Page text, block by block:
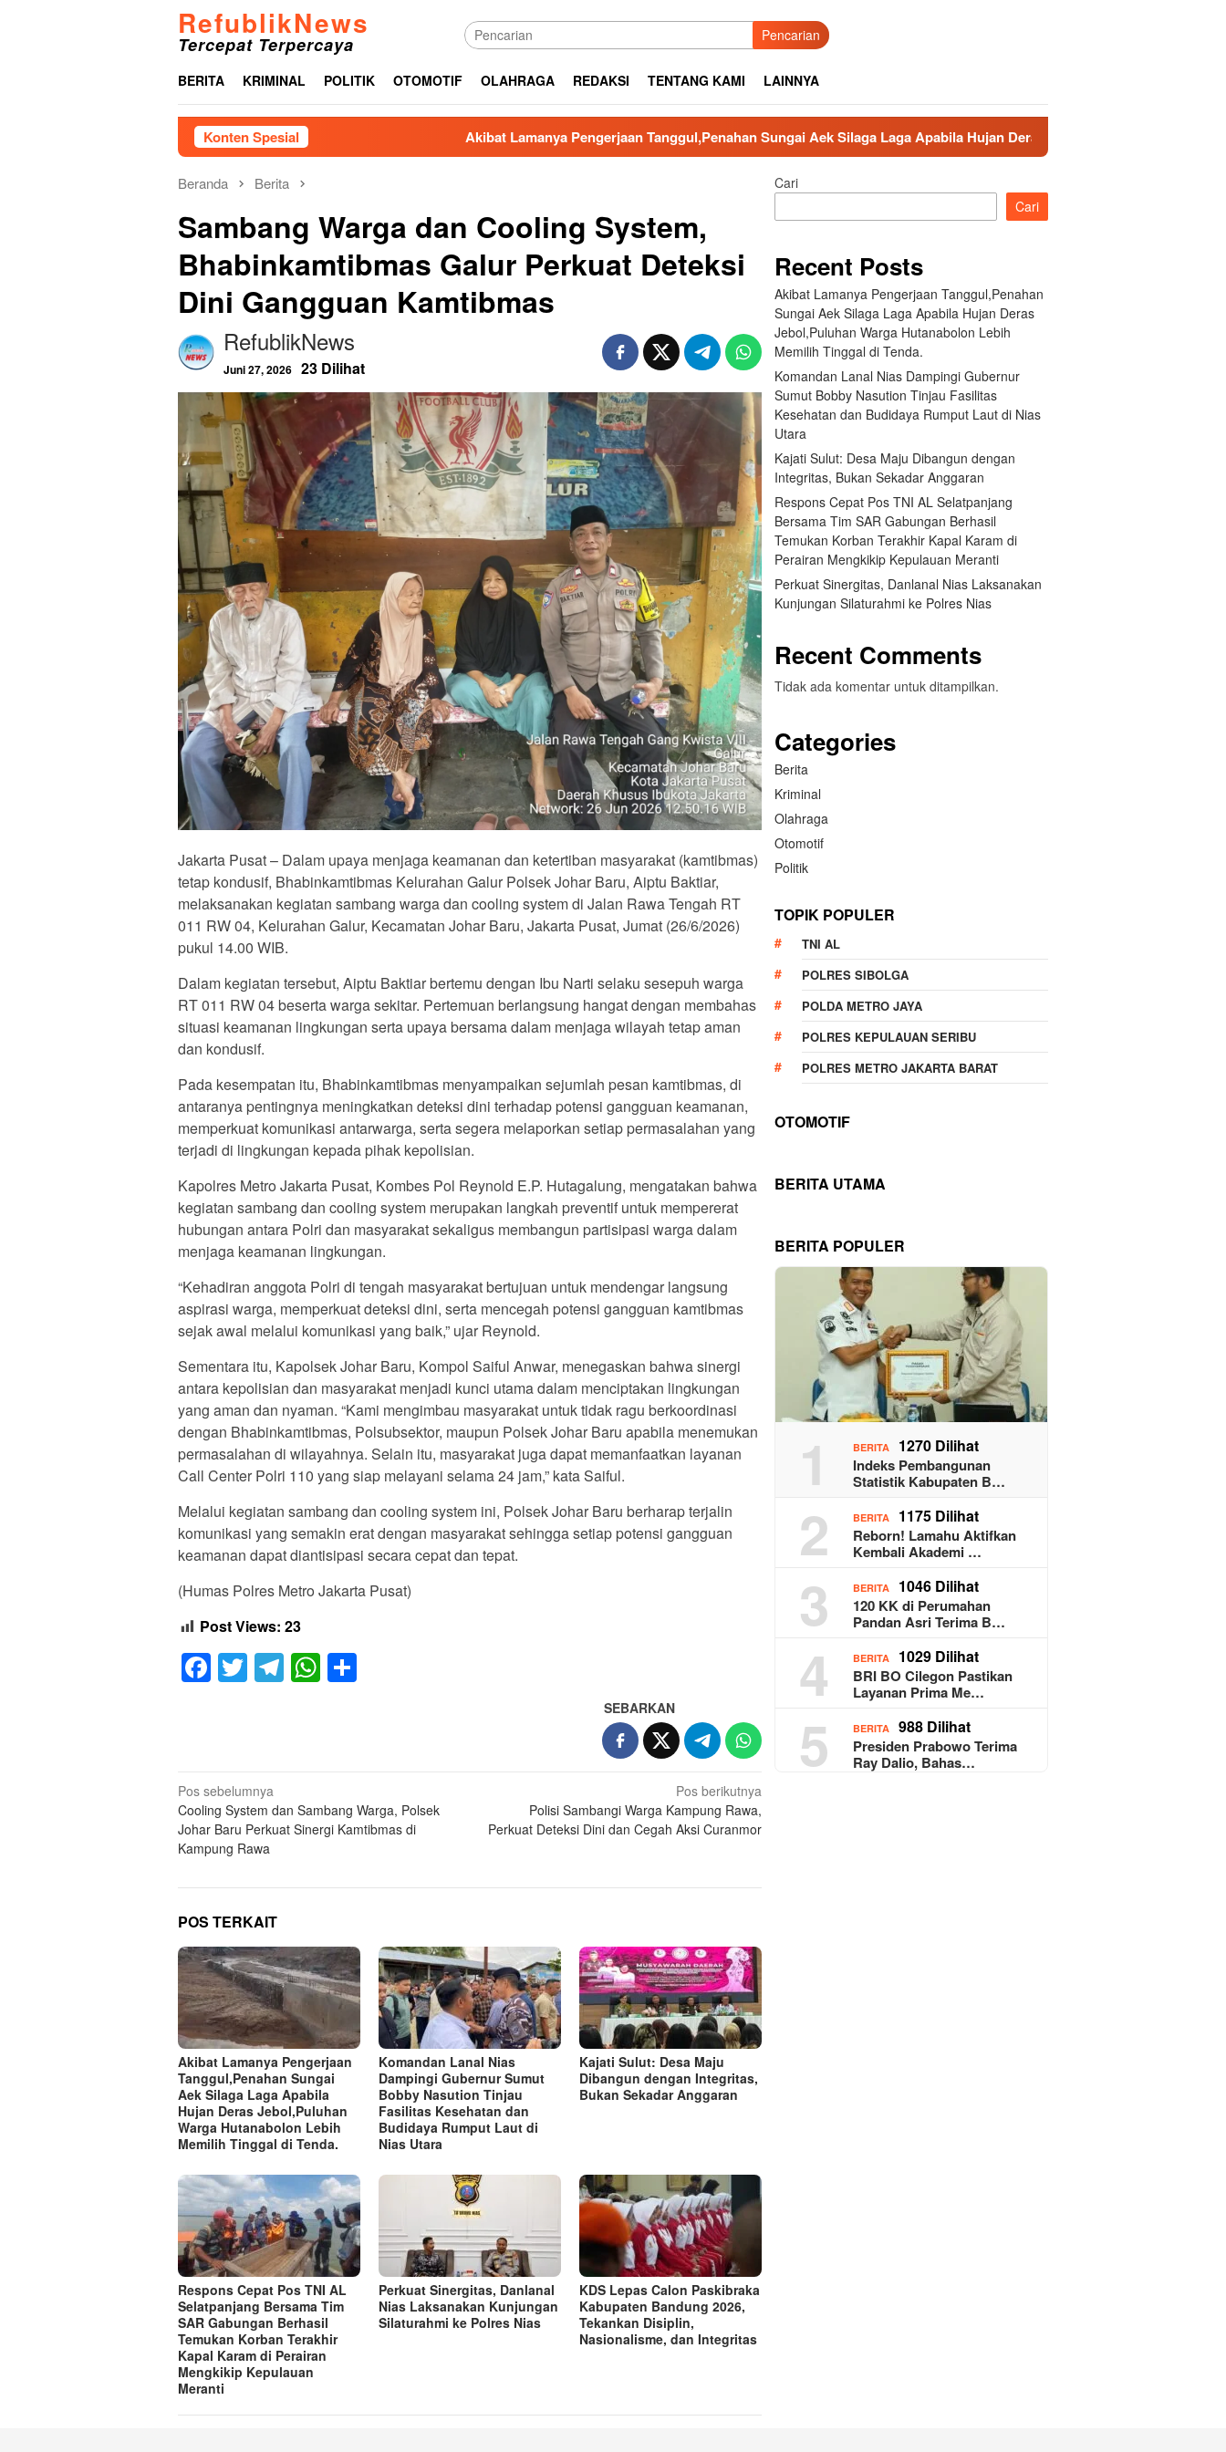
RefublikNews
Tercepat Terpercaya Pencarian
BERITA KRIMINAL POLITIK OTOMOTIF OLAHRAGA REDAKSI TENTANG KAMI LAINNYA
Konten Spesial Akibat Lamanya Pengerjaan Tanggul,Penahan Sungai Aek Silaga Laga Apabila Hujan Deras Jebol,Puluhan Warga Hutanabolon Lebih
Beranda Berita
Sambang Warga dan Cooling System,
Bhabinkamtibmas Galur Perkuat Deteksi
Dini Gangguan Kamtibmas
RefublikNews
Juni 27, 2026 23 Dilihat
Jakarta Pusat – Dalam upaya menjaga keamanan dan ketertiban masyarakat (kamtibmas)
tetap kondusif, Bhabinkamtibmas Kelurahan Galur Polsek Johar Baru, Aiptu Baktiar,
melaksanakan kegiatan sambang warga dan cooling system di Jalan Rawa Tengah RT
011 RW 04, Kelurahan Galur, Kecamatan Johar Baru, Jakarta Pusat, Jumat (26/6/2026)
pukul 14.00 WIB.
Dalam kegiatan tersebut, Aiptu Baktiar bertemu dengan Ibu Narti selaku sesepuh warga
RT 011 RW 04 beserta warga sekitar. Pertemuan berlangsung hangat dengan membahas
situasi keamanan lingkungan serta upaya bersama dalam menjaga wilayah tetap aman
dan kondusif.
Pada kesempatan itu, Bhabinkamtibmas menyampaikan sejumlah pesan kamtibmas, di
antaranya pentingnya meningkatkan deteksi dini terhadap potensi gangguan keamanan,
memperkuat komunikasi antarwarga, serta segera melaporkan setiap permasalahan yang
terjadi di lingkungan kepada pihak kepolisian.
Kapolres Metro Jakarta Pusat, Kombes Pol Reynold E.P. Hutagalung, mengatakan bahwa
kegiatan sambang dan cooling system merupakan langkah preventif untuk mempererat
hubungan antara Polri dan masyarakat sekaligus membangun partisipasi warga dalam
menjaga keamanan lingkungan.
“Kehadiran anggota Polri di tengah masyarakat bertujuan untuk mendengar langsung
aspirasi warga, memperkuat deteksi dini, serta mencegah potensi gangguan kamtibmas
sejak awal melalui komunikasi yang baik,” ujar Reynold.
Sementara itu, Kapolsek Johar Baru, Kompol Saiful Anwar, menegaskan bahwa sinergi
antara kepolisian dan masyarakat menjadi kunci utama dalam menciptakan lingkungan
yang aman dan nyaman. “Kami mengimbau masyarakat untuk tidak ragu berkoordinasi
dengan Bhabinkamtibmas, Polsubsektor, maupun Polsek Johar Baru apabila menemukan
permasalahan di wilayahnya. Selain itu, masyarakat juga dapat memanfaatkan layanan
Call Center Polri 110 yang siap melayani selama 24 jam,” kata Saiful.
Melalui kegiatan sambang dan cooling system ini, Polsek Johar Baru berharap terjalin
komunikasi yang semakin erat dengan masyarakat sehingga setiap potensi gangguan
keamanan dapat diantisipasi secara cepat dan tepat.
(Humas Polres Metro Jakarta Pusat)
Post Views: 23
Facebook
TwitterTelegram
WhatsApp
SEBARKAN
Navigasi
pos
Pos sebelumnya
Cooling System dan Sambang Warga, Polsek
Johar Baru Perkuat Sinergi Kamtibmas di
Kampung Rawa
Pos berikutnya
Polisi Sambangi Warga Kampung Rawa,
Perkuat Deteksi Dini dan Cegah Aksi Curanmor
POS TERKAIT
Akibat Lamanya Pengerjaan
Tanggul,Penahan Sungai
Aek Silaga Laga Apabila
Hujan Deras Jebol,Puluhan
Warga Hutanabolon Lebih
Memilih Tinggal di Tenda.
Komandan Lanal Nias
Dampingi Gubernur Sumut
Bobby Nasution Tinjau
Fasilitas Kesehatan dan
Budidaya Rumput Laut di
Nias Utara
Kajati Sulut: Desa Maju
Dibangun dengan Integritas,
Bukan Sekadar Anggaran
Respons Cepat Pos TNI AL
Selatpanjang Bersama Tim
SAR Gabungan Berhasil
Temukan Korban Terakhir
Kapal Karam di Perairan
Mengkikip Kepulauan
Meranti
Perkuat Sinergitas, Danlanal
Nias Laksanakan Kunjungan
Silaturahmi ke Polres Nias
KDS Lepas Calon Paskibraka
Kabupaten Bandung 2026,
Tekankan Disiplin,
Nasionalisme, dan Integritas
Cari
Cari
Recent Posts
Akibat Lamanya Pengerjaan Tanggul,Penahan
Sungai Aek Silaga Laga Apabila Hujan Deras
Jebol,Puluhan Warga Hutanabolon Lebih
Memilih Tinggal di Tenda.
Komandan Lanal Nias Dampingi Gubernur
Sumut Bobby Nasution Tinjau Fasilitas
Kesehatan dan Budidaya Rumput Laut di Nias
Utara
Kajati Sulut: Desa Maju Dibangun dengan
Integritas, Bukan Sekadar Anggaran
Respons Cepat Pos TNI AL Selatpanjang
Bersama Tim SAR Gabungan Berhasil
Temukan Korban Terakhir Kapal Karam di
Perairan Mengkikip Kepulauan Meranti
Perkuat Sinergitas, Danlanal Nias Laksanakan
Kunjungan Silaturahmi ke Polres Nias
Recent Comments
Tidak ada komentar untuk ditampilkan.
Categories
Berita
Kriminal
Olahraga
Otomotif
Politik
TOPIK POPULER
TNI AL
POLRES SIBOLGA
POLDA METRO JAYA
POLRES KEPULAUAN SERIBU
POLRES METRO JAKARTA BARAT
OTOMOTIF
BERITA UTAMA
BERITA POPULER
1 BERITA 1270 Dilihat
Indeks Pembangunan
Statistik Kabupaten B…
2 BERITA 1175 Dilihat
Reborn! Lamahu Aktifkan
Kembali Akademi …
3 BERITA 1046 Dilihat
120 KK di Perumahan
Pandan Asri Terima B…
4 BERITA 1029 Dilihat
BRI BO Cilegon Pastikan
Layanan Prima Me…
5 BERITA 988 Dilihat
Presiden Prabowo Terima
Ray Dalio, Bahas…